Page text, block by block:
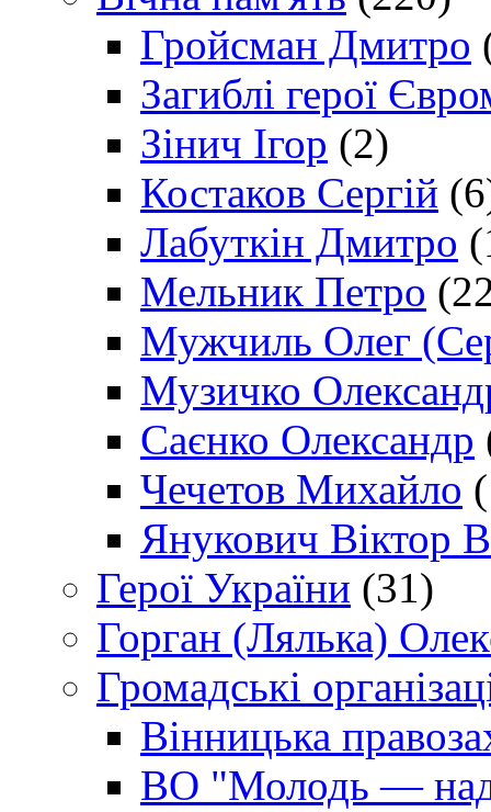
Гройсман Дмитро
Загиблі герої
Зінич Ігор (2)
Костаков Сергій
Лабуткін Дмитро
Мельник Петро
Мужчиль Олег
Музичко
Саєнко Олександр
Чечетов Михайло
Янукович Віктор
Герої України (31)
Горган (Лялька)
Громадські
Вінницька
ВО "Молодь —